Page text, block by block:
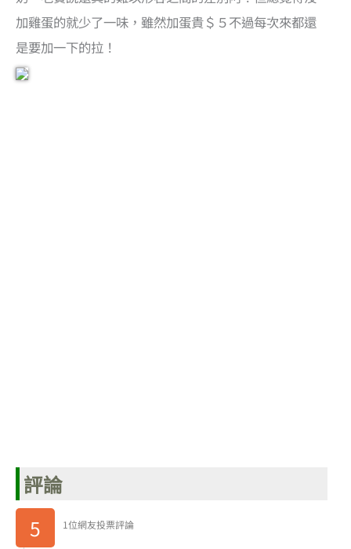
加雞蛋的就少了一味，雖然加蛋貴＄５不過每次來都還
是要加一下的拉！
評論
5
1位網友投票評論